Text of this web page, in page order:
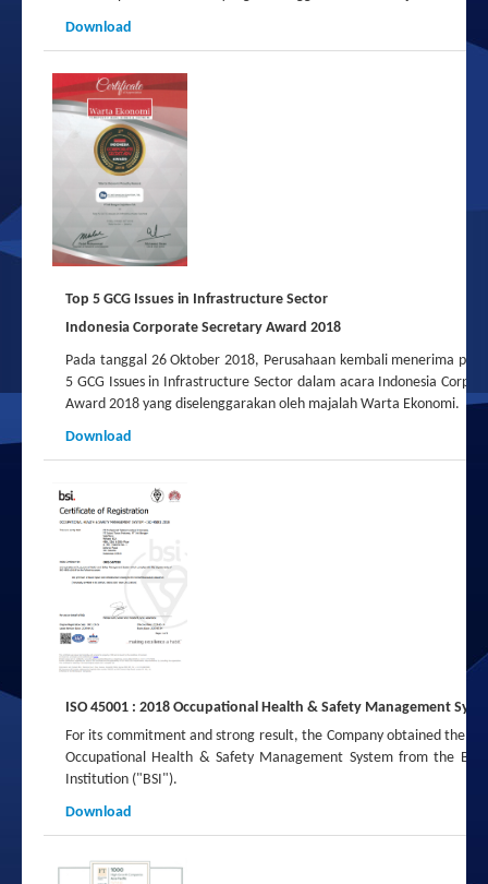
Download
Top 5 GCG Issues in Infrastructure Sector
Indonesia Corporate Secretary Award 2018
Pada tanggal 26 Oktober 2018, Perusahaan kembali menerima
5 GCG Issues in Infrastructure Sector dalam acara Indonesia
Award 2018 yang diselenggarakan oleh majalah Warta Ekonomi.
Download
ISO 45001 : 2018 Occupational Health & Safety Management
For its commitment and strong result, the Company obtained the
Occupational Health & Safety Management System from the
Institution ("BSI").
Download